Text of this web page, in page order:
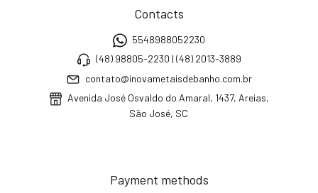
Contacts
5548988052230
(48) 98805-2230 | (48) 2013-3889
contato@inovametaisdebanho.com.br
Avenida José Osvaldo do Amaral, 1437, Areias,
São José, SC
Payment methods